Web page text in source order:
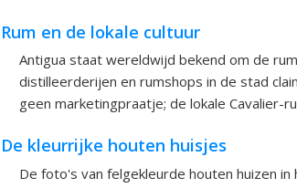
Rum en de lokale cultuur
Antigua staat wereldwijd bekend om de
distilleerderijen en rumshops in de stad
geen marketingpraatje; de lokale Cavalier-
De kleurrijke houten huisjes
De foto's van felgekleurde houten huizen